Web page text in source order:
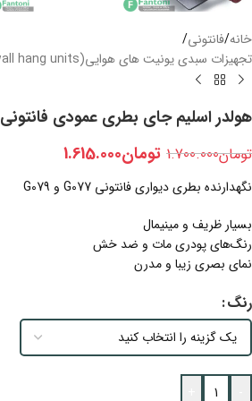
خانه/فانتونی/
تجهیزات سبدی یونیت های هوایی(G series accessories wall hang units)
هولدر اسلیم جای بطری عمودی فانتونی G077 , G079
تومان1.700.000 تومان1.615.000
نگهدارنده بطری دیواری فانتونی G077 و G079
بسیار ظریف و مینیمال
رنگ‌های پودری مات و ضد خش
نمای بصری زیبا و مدرن
رنگ